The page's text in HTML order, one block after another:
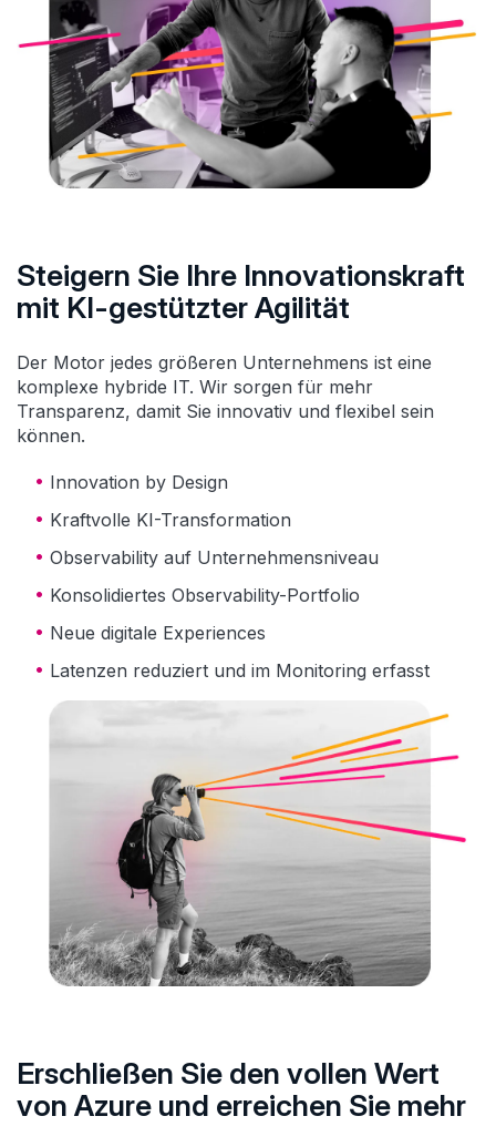
Steigern Sie Ihre Innovationskraft
mit KI-gestützter Agilität
Der Motor jedes größeren Unternehmens ist eine
komplexe hybride IT. Wir sorgen für mehr
Transparenz, damit Sie innovativ und flexibel sein
können.
Innovation by Design
Kraftvolle KI-Transformation
Observability auf Unternehmensniveau
Konsolidiertes Observability-Portfolio
Neue digitale Experiences
Latenzen reduziert und im Monitoring erfasst
Erschließen Sie den vollen Wert
von Azure und erreichen Sie mehr